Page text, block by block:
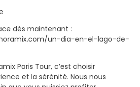
dès maintenant :
un-dia-en-el-lago-de-
Paris Tour, c’est choisir
et la sérénité. Nous nous